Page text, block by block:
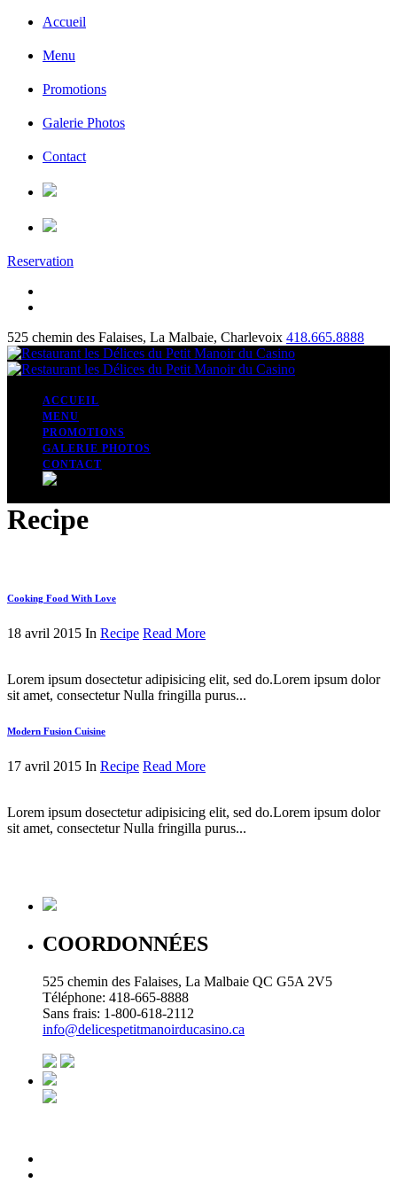
Accueil
Menu
Promotions
Galerie Photos
Contact
Reservation
525 chemin des Falaises, La Malbaie, Charlevoix 418.665.8888
ACCUEIL
MENU
PROMOTIONS
GALERIE PHOTOS
CONTACT
Recipe
Cooking Food With Love
18 avril 2015 In Recipe Read More
Lorem ipsum dosectetur adipisicing elit, sed do.Lorem ipsum dolor
sit amet, consectetur Nulla fringilla purus...
Modern Fusion Cuisine
17 avril 2015 In Recipe Read More
Lorem ipsum dosectetur adipisicing elit, sed do.Lorem ipsum dolor
sit amet, consectetur Nulla fringilla purus...
COORDONNÉES
525 chemin des Falaises, La Malbaie QC G5A 2V5
Téléphone: 418-665-8888
Sans frais: 1-800-618-2112
info@delicespetitmanoirducasino.ca